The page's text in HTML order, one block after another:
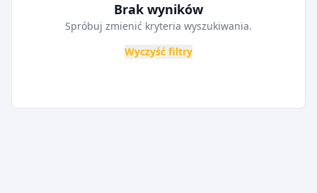
Brak wyników
Spróbuj zmienić kryteria wyszukiwania.
Wyczyść filtry